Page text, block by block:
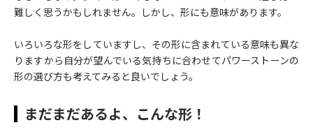
難しく思うかもしれません。しかし、形にも意味があります。
いろいろな形をしていますし、その形に含まれている意味も異な
りますから自分が望んでいる気持ちに合わせてパワーストーンの
形の選び方も考えてみると良いでしょう。
まだまだあるよ、こんな形！